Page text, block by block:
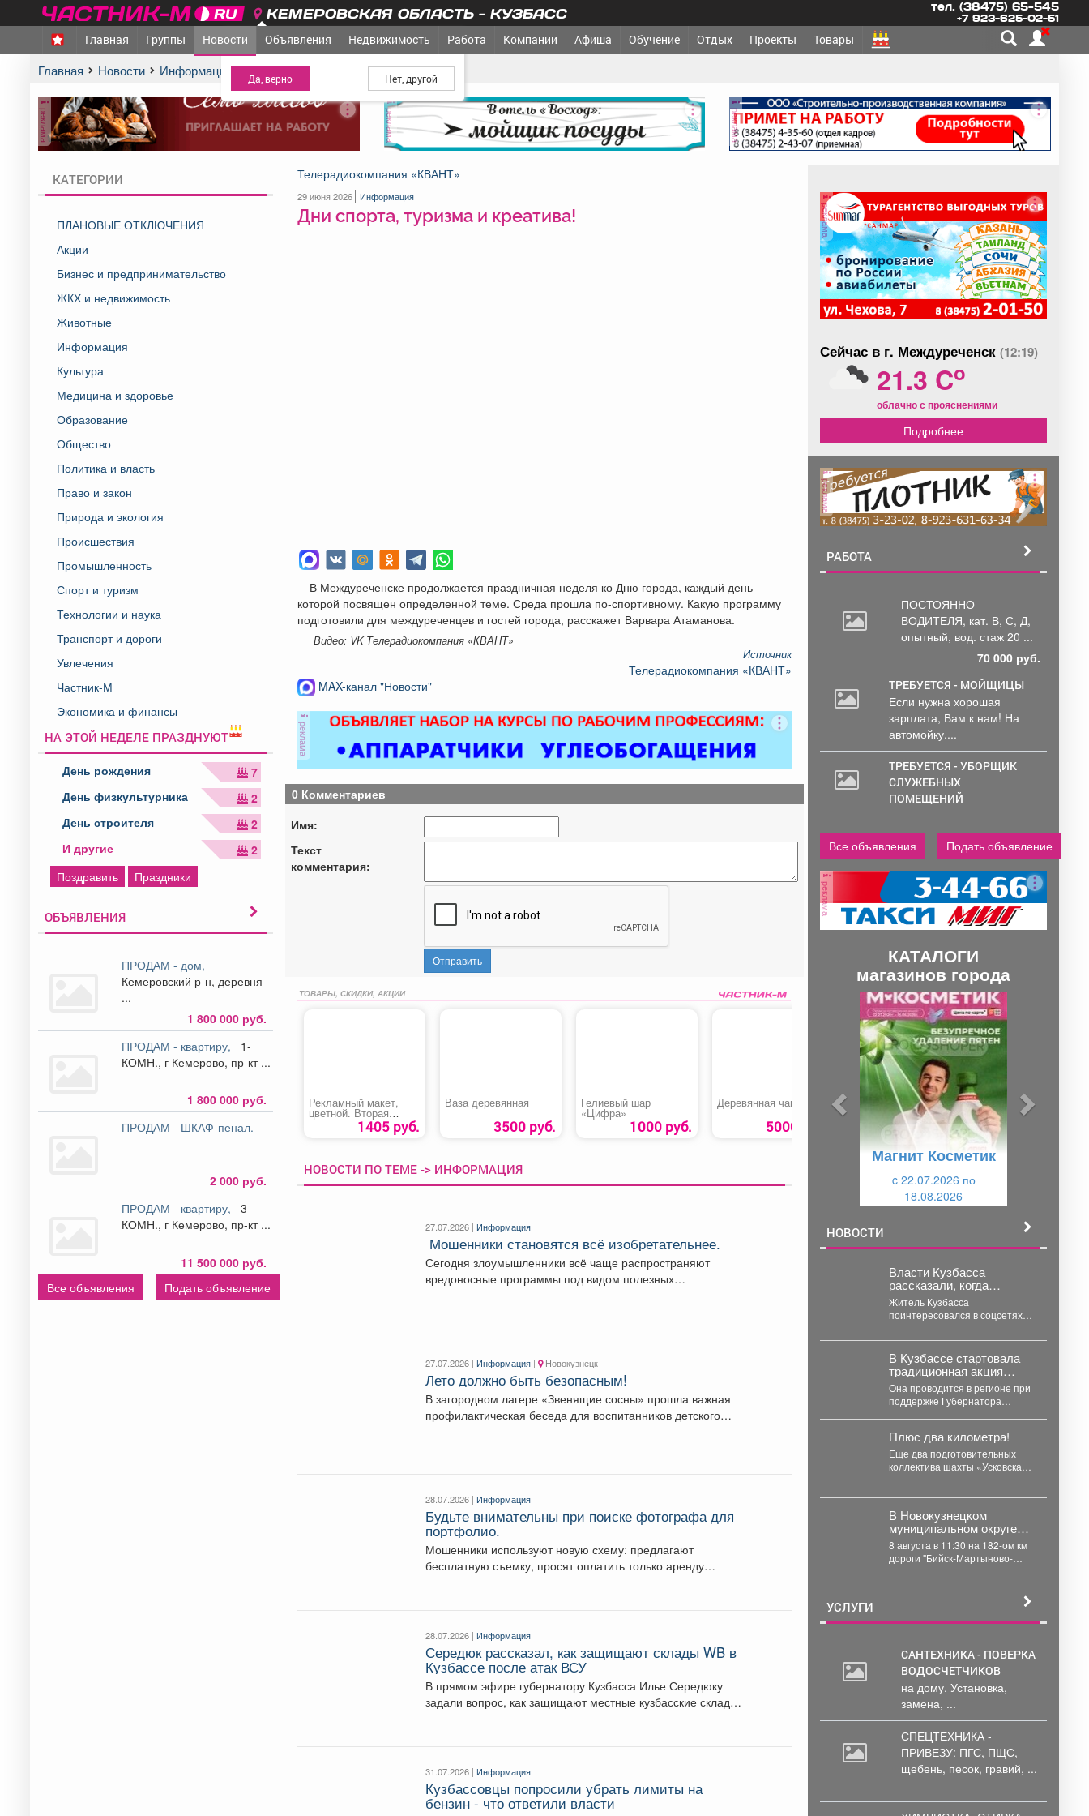
КЕМЕРОВСКАЯ ОБЛАСТЬ - КУЗБАСС
МЕЖДУРЕЧЕНСК - Ваш город?
тел. (38475) 65-545
+7 923-625-02-51
Главная Группы Новости Объявления Недвижимость Работа Компании Афиша Обучение Отдых Проекты Товары
Главная Новости Информация Дни спорта, туризма и креатива!
реклама реклама реклама
КАТЕГОРИИ
ПЛАНОВЫЕ ОТКЛЮЧЕНИЯ
Акции
Бизнес и предпринимательство
ЖКХ и недвижимость
Животные
Информация
Культура
Медицина и здоровье
Образование
Общество
Политика и власть
Право и закон
Природа и экология
Происшествия
Промышленность
Спорт и туризм
Технологии и наука
Транспорт и дороги
Увлечения
Частник-М
Экономика и финансы
НА ЭТОЙ НЕДЕЛЕ ПРАЗДНУЮТ
День рождения
7
День физкультурника
2
День строителя
2
И другие
2
Поздравить
Праздники
ОБЪЯВЛЕНИЯ
ПРОДАМ - дом,
Кемеровский р-н, деревня
...
1 800 000 руб.
ПРОДАМ - квартиру,
1-
КОМН., г Кемерово, пр-кт ...
1 800 000 руб.
ПРОДАМ - ШКАФ-пенал.
2 000 руб.
ПРОДАМ - квартиру,
3-
КОМН., г Кемерово, пр-кт ...
11 500 000 руб.
Все объявления
Подать объявление
Телерадиокомпания «КВАНТ»
29 июня 2026 Информация
Дни спорта, туризма и креатива!
В Междуреченске продолжается праздничная неделя ко Дню города, каждый день
которой посвящен определенной теме. Среда прошла по-спортивному. Какую программу
подготовили для междуреченцев и гостей города, расскажет Варвара Атаманова.
Видео: VK Телерадиокомпания «КВАНТ»
Источник
Телерадиокомпания «КВАНТ»
MAX-канал "Новости"
реклама
0 Комментариев
Имя:
Текст
комментария:
Отправить
ТОВАРЫ, СКИДКИ, АКЦИИ
Рекламный макет,
цветной. Вторая
полоса. 1405 руб.
Ваза деревянная
3500 руб.
Гелиевый шар
«Цифра»
1000 руб.
Деревянная чаша
5000 руб.
Оценка
профессиональных
рисков 550 руб.
Рекламный макет,
цветной.
Предпоследняя
полоса и вкладка.
НОВОСТИ ПО ТЕМЕ -> ИНФОРМАЦИЯ
27.07.2026 | Информация
️ Мошенники становятся всё изобретательнее.
Сегодня злоумышленники всё чаще распространяют
вредоносные программы под видом полезных
27.07.2026 | Информация | Новокузнецк
Лето должно быть безопасным!
В загородном лагере «Звенящие сосны» прошла важная
профилактическая беседа для воспитанников детского
28.07.2026 | Информация
Будьте внимательны при поиске фотографа для
портфолио.
Мошенники используют новую схему: предлагают
бесплатную съемку, просят оплатить только аренду
28.07.2026 | Информация
Середюк рассказал, как защищают склады WB в
Кузбассе после атак ВСУ
В прямом эфире губернатору Кузбасса Илье Середюку
задали вопрос, как защищают местные кузбасские склады
31.07.2026 | Информация
Кузбассовцы попросили убрать лимиты на
бензин - что ответили власти
реклама
Сейчас в г. Междуреченск (12:19)
21.3 Co
облачно с прояснениями
Подробнее
реклама
РАБОТА
ПОСТОЯННО -
ВОДИТЕЛЯ, кат. В, С, Д,
опытный, вод. стаж 20 ...
70 000 руб.
ТРЕБУЕТСЯ - МОЙЩИЦЫ
Если нужна хорошая
зарплата, Вам к нам! На
автомойку....
ТРЕБУЕТСЯ - УБОРЩИК
СЛУЖЕБНЫХ
ПОМЕЩЕНИЙ
Все объявления Подать объявление
реклама
КАТАЛОГИ
магазинов города
Магнит Косметик
c 22.07.2026 по
18.08.2026
НОВОСТИ
Власти Кузбасса
рассказали, когда
отменят лимиты на
продажу бензина
Житель Кузбасса
поинтересовался в соцсетях
Кемеровской области отменят,
подобно многим другим
регионам,...
В Кузбассе стартовала
традиционная акция
«Первое сентября -
каждому школьнику».
Она проводится в регионе при
поддержке Губернатора
Плюс два километра!
Еще два подготовительных
коллектива шахты «Усковская»
️В Новокузнецком
муниципальном округе
устанавливают
обстоятельства ДТП, в
котором травмированы
8 августа в 11:30 на 182-ом км
дороги "Бийск-Мартыново-
транспортное происшествие.
данным,...
УСЛУГИ
САНТЕХНИКА - ПОВЕРКА
ВОДОСЧЕТЧИКОВ
на дому. Установка,
замена, ...
СПЕЦТЕХНИКА -
ПРИВЕЗУ: ПГС, ПЩС,
щебень, песок, гравий, ...